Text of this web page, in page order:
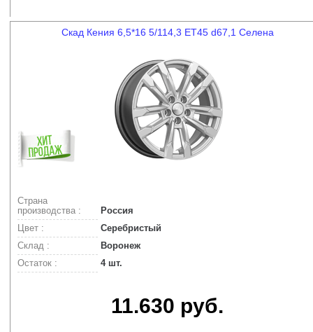
Скад Кения 6,5*16 5/114,3 ET45 d67,1 Селена
Страна
производства :
Россия
Цвет :
Серебристый
Склад :
Воронеж
Остаток :
4 шт.
11.630 руб.